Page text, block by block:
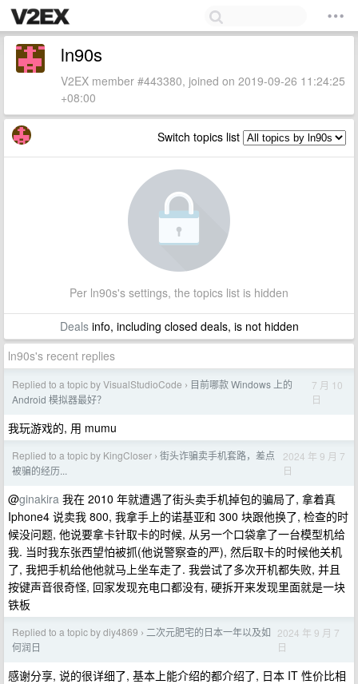
ln90s
V2EX member #443380, joined on 2019-09-26 11:24:25
+08:00
Switch topics list
Per ln90s's settings, the topics list is hidden
Dealsinfo, including closed deals, is not hidden
ln90s's recent replies
Replied to a topic by VisualStudioCode › 目前哪款 Windows 上的
Android 模拟器最好？
7 月 10
日
我玩游戏的, 用 mumu
Replied to a topic by KingCloser › 街头诈骗卖手机套路，差点
被骗的经历...
2024 年 9 月 7
日
@ginakira 我在 2010 年就遭遇了街头卖手机掉包的骗局了, 拿着真
Iphone4 说卖我 800, 我拿手上的诺基亚和 300 块跟他换了, 检查的时
候没问题, 他说要拿卡针取卡的时候, 从另一个口袋拿了一台模型机给
我. 当时我东张西望怕被抓(他说警察查的严), 然后取卡的时候他关机
了, 我把手机给他他就马上坐车走了. 我尝试了多次开机都失败, 并且
按键声音很奇怪, 回家发现充电口都没有, 硬拆开来发现里面就是一块
铁板
Replied to a topic by diy4869 › 二次元肥宅的日本一年以及如
何润日
2024 年 9 月 7
日
感谢分享, 说的很详细了, 基本上能介绍的都介绍了, 日本 IT 性价比相